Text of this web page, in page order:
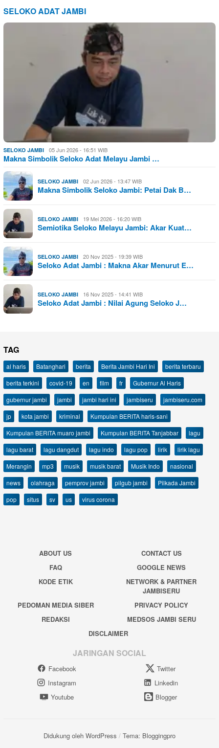
SELOKO ADAT JAMBI
SELOKO JAMBI 05 Jun 2026 - 16:51 WIB
Makna Simbolik Seloko Adat Melayu Jambi …
SELOKO JAMBI 02 Jun 2026 - 13:47 WIB
Makna Simbolik Seloko Jambi: Petai Dak B…
SELOKO JAMBI 19 Mei 2026 - 16:20 WIB
Semiotika Seloko Melayu Jambi: Akar Kuat…
SELOKO JAMBI 20 Nov 2025 - 19:39 WIB
Seloko Adat Jambi : Makna Akar Menurut E…
SELOKO JAMBI 16 Nov 2025 - 14:41 WIB
Seloko Adat Jambi : Nilai Agung Seloko J…
TAG
al haris Batanghari berita Berita Jambi Hari Ini
berita terbaru
berita terkini
covid-19 en film fr
Gubernur Al Haris
gubernur jambi
jambi jambi hari ini jambiseru
jambiseru.com
jp
kota jambi kriminal
Kumpulan BERITA haris-sani
Kumpulan BERITA muaro jambi
Kumpulan BERITA Tanjabbar
lagu
lagu barat
lagu dangdut lagu indo lagu pop lirik
lirik lagu
Merangin
mp3 musik musik barat Musik Indo
nasional
news
olahraga pemprov jambi pilgub jambi
Pilkada Jambi
pop
situs sv us virus corona
ABOUT US
CONTACT US
FAQ
GOOGLE NEWS
KODE ETIK
NETWORK & PARTNER
JAMBISERU
PEDOMAN MEDIA SIBER
PRIVACY POLICY
REDAKSI
MEDSOS JAMBI SERU
DISCLAIMER
JARINGAN SOCIAL
Facebook
Twitter
Instagram
Linkedin
Youtube
Blogger
Didukung oleh WordPress / Tema: Bloggingpro